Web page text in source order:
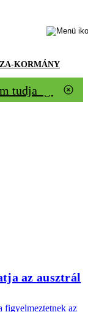
KORMÁNY
tudja igazolni
az ausztrál
figyelmeztetnek az